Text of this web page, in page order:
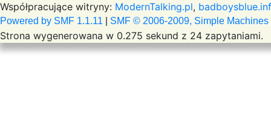
Współpracujące witryny: ModernTalking.pl,
Powered by SMF 1.1.11 SMF © 2006-2009, Simple Machines
Strona wygenerowana w 0.275 sekund z 24 zapytaniami.